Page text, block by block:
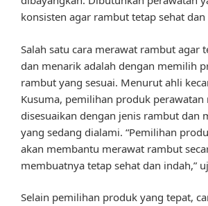
konsisten agar rambut tetap sehat dan
Salah satu cara merawat rambut agar
dan menarik adalah dengan memilih
rambut yang sesuai. Menurut ahli
Kusuma, pemilihan produk
disesuaikan dengan jenis rambut dan
yang sedang dialami. “Pemilihan
akan membantu merawat rambut
membuatnya tetap sehat dan indah,”
Selain pemilihan produk yang tepat,